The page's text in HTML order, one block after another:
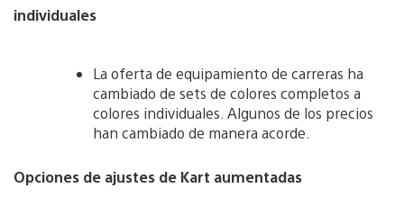
individuales
La oferta de equipamiento de carreras ha
cambiado de sets de colores completos a
colores individuales. Algunos de los precios
han cambiado de manera acorde.
Opciones de ajustes de Kart aumentadas